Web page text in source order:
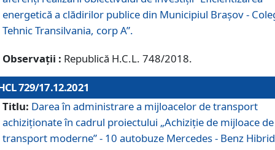
energetică a clădirilor publice din Municipiul Brașov -
Tehnic Transilvania, corp A”.
Observații : Republică H.C.L. 748/2018.
729/17.12.2021
Titlu: Darea în administrare a mijloacelor de transport
achiziționate în cadrul proiectului „Achiziţie de mijloace de
transport moderne” - 10 autobuze Mercedes - Benz Hibrid